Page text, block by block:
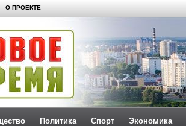
О ПРОЕКТЕ
Политика Спорт Экономика